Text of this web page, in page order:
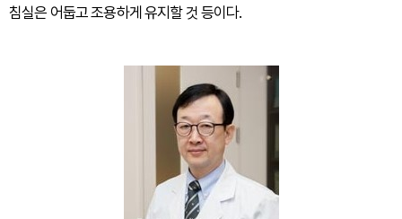
침실은 어둡고 조용하게 유지할 것 등이다.